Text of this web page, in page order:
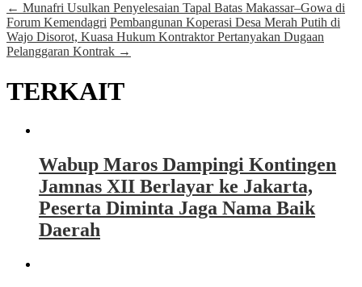
← Munafri Usulkan Penyelesaian Tapal Batas Makassar–Gowa di
Forum Kemendagri Pembangunan Koperasi Desa Merah Putih di
Wajo Disorot, Kuasa Hukum Kontraktor Pertanyakan Dugaan
Pelanggaran Kontrak →
TERKAIT
Wabup Maros Dampingi Kontingen
Jamnas XII Berlayar ke Jakarta,
Peserta Diminta Jaga Nama Baik
Daerah